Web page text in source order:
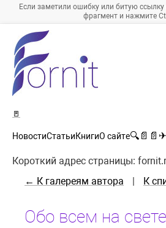
Если заметили ошибку или битую
фрагмент и нажмите
🚪
НовостиСтатьиКнигиО сайте🔍 📄 📄 ✈
Короткий адрес страницы:
← К галереям автора К
Обо всем на